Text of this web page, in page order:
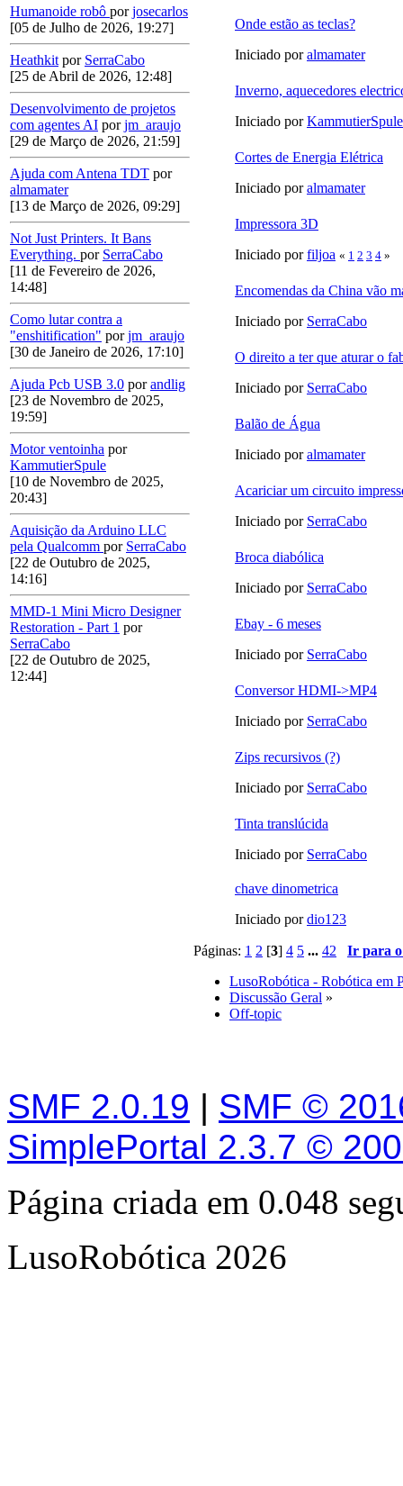
Humanoide robô porjosecarlos
[05 de Julho de 2026, 19:27]
Heathkit por SerraCabo
[25 de Abril de 2026, 12:48]
Desenvolvimento de projetos
com agentes AI porjm_araujo
[29 de Março de 2026, 21:59]
Ajuda com Antena TDT por
almamater
[13 de Março de 2026, 09:29]
Not Just Printers. It Bans
Everything. por SerraCabo
[11 de Fevereiro de 2026,
14:48]
Como lutar contra a
"enshitification" porjm_araujo
[30 de Janeiro de 2026, 17:10]
Ajuda Pcb USB 3.0 porandlig
[23 de Novembro de 2025,
19:59]
Motor ventoinha por
KammutierSpule
[10 de Novembro de 2025,
20:43]
Aquisição da Arduino LLC
pela Qualcomm por SerraCabo
[22 de Outubro de 2025,
14:16]
MMD-1 Mini Micro Designer
Restoration - Part 1 por
SerraCabo
[22 de Outubro de 2025,
12:44]
Onde estão as teclas?
Iniciado poralmamater
Inverno, aquecedores
Iniciado porKammutierSpule
Cortes de Energia Elétrica
Iniciado poralmamater
Impressora 3D
Iniciado porfiljoa « 1 2 3 4 »
Encomendas da China vão
Iniciado por SerraCabo
O direito a ter que aturar o
Iniciado por SerraCabo
Balão de Água
Iniciado poralmamater
Acariciar um circuito
Iniciado por SerraCabo
Broca diabólica
Iniciado por SerraCabo
Ebay - 6 meses
Iniciado por SerraCabo
Conversor HDMI->MP4
Iniciado por SerraCabo
Zips recursivos (?)
Iniciado por SerraCabo
Tinta translúcida
Iniciado por SerraCabo
chave dinometrica
Iniciado pordio123
Páginas: 1 2 [3] 4 5 ... 42
Ir para
LusoRobótica - Robótica em
Discussão Geral »
Off-topic
SMF 2.0.19 | SMF ©
SimplePortal 2.3.7 ©
Página criada em 0.048
LusoRobótica 2026